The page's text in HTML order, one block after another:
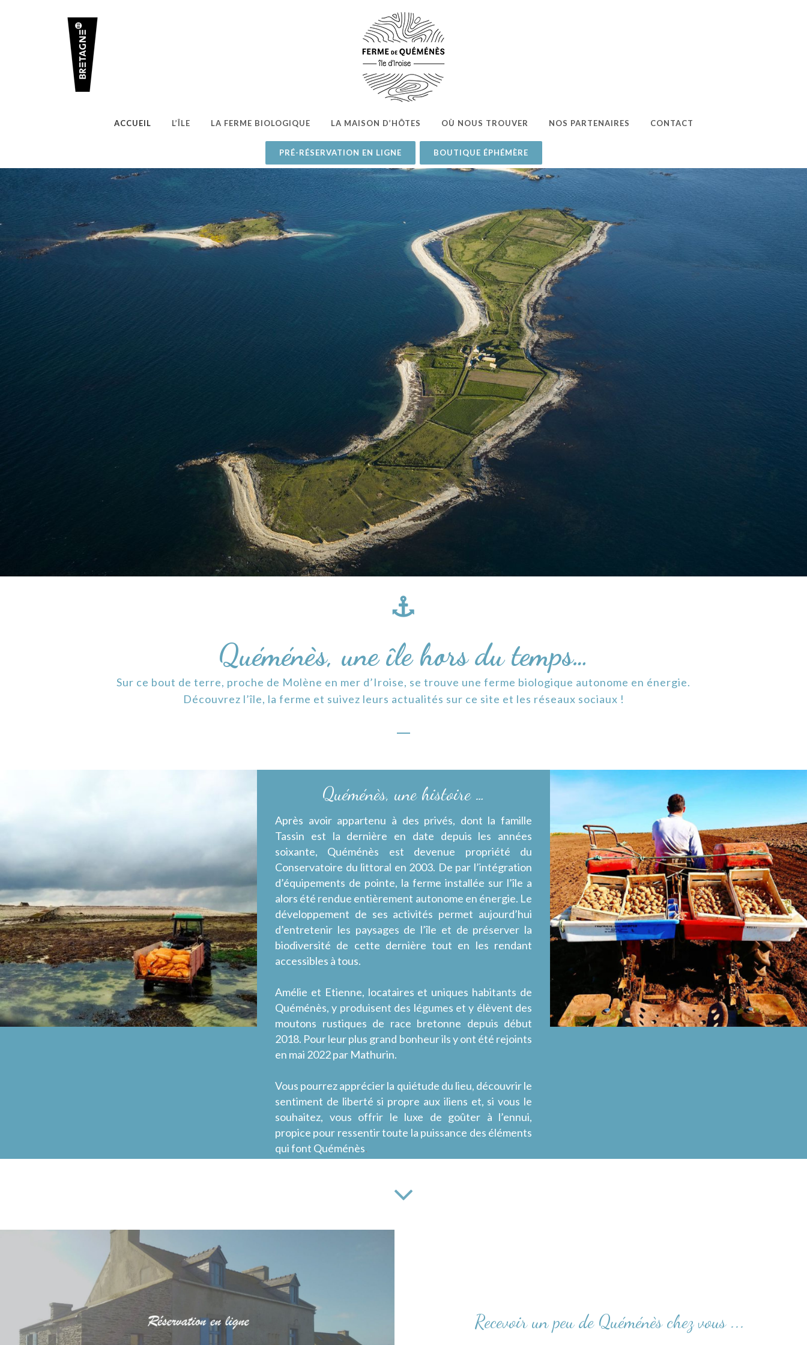
ACCUEIL L’ÎLE LA FERME BIOLOGIQUE LA MAISON D’HÔTES OÙ NOUS TROUVER NOS PARTENAIRES CONTACT
PRÉ-RÉSERVATION EN LIGNE BOUTIQUE ÉPHÉMÈRE
Quéménès, une île hors du temps…
Sur ce bout de terre, proche de Molène en mer d’Iroise, se trouve une ferme biologique autonome en énergie.
Découvrez l’île, la ferme et suivez leurs actualités sur ce site et les réseaux sociaux !
Quéménès, une histoire …
Après avoir appartenu à des privés, dont la famille
Tassin est la dernière en date depuis les années
soixante, Quéménès est devenue propriété du
Conservatoire du littoral en 2003. De par l’intégration
d’équipements de pointe, la ferme installée sur l’île a
alors été rendue entièrement autonome en énergie. Le
développement de ses activités permet aujourd’hui
d’entretenir les paysages de l’île et de préserver la
biodiversité de cette dernière tout en les rendant
accessibles à tous.
Amélie et Etienne, locataires et uniques habitants de
Quéménès, y produisent des légumes et y élèvent des
moutons rustiques de race bretonne depuis début
2018. Pour leur plus grand bonheur ils y ont été rejoints
en mai 2022 par Mathurin.
Vous pourrez apprécier la quiétude du lieu, découvrir le
sentiment de liberté si propre aux iliens et, si vous le
souhaitez, vous offrir le luxe de goûter à l’ennui,
propice pour ressentir toute la puissance des éléments
qui font Quéménès.
Recevoir un peu de Quéménès chez vous ...seront – peut-
être – ponctuellement disponibles